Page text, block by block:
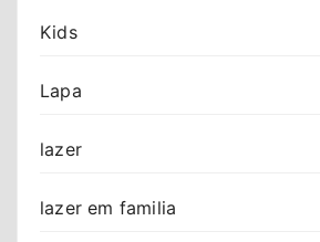
Kids
Lapa
lazer
lazer em familia